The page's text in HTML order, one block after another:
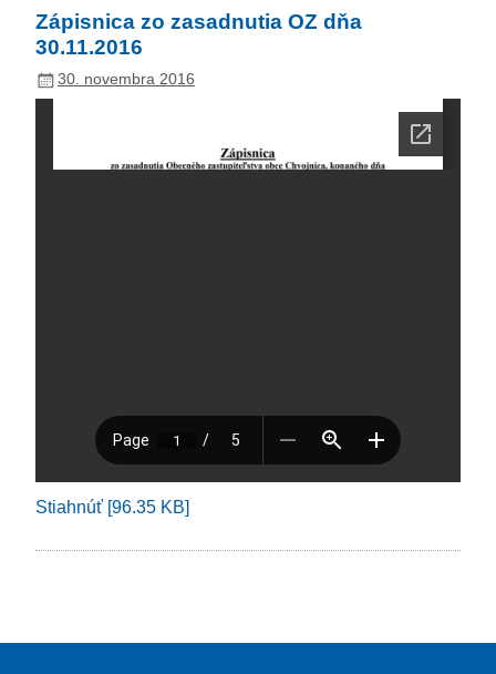
Zápisnica zo zasadnutia OZ dňa
30.11.2016
30. novembra 2016
Stiahnúť [96.35 KB]